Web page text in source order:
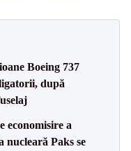
Boeing 737
după
economisire a
nucleară Paks se